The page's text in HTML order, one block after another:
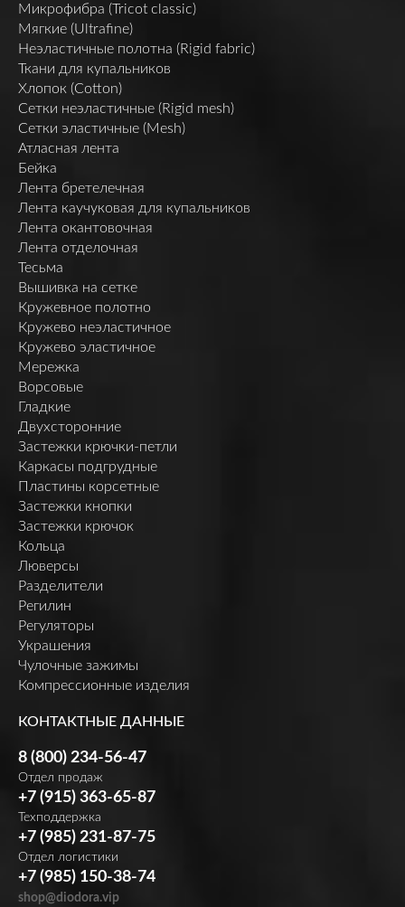
Микрофибра (Tricot classic)
Мягкие (Ultrafine)
Неэластичные полотна (Rigid fabric)
Ткани для купальников
Хлопок (Cotton)
Сетки неэластичные (Rigid mesh)
Сетки эластичные (Mesh)
Атласная лента
Бейка
Лента бретелечная
Лента каучуковая для купальников
Лента окантовочная
Лента отделочная
Тесьма
Вышивка на сетке
Кружевное полотно
Кружево неэластичное
Кружево эластичное
Мережка
Ворсовые
Гладкие
Двухсторонние
Застежки крючки-петли
Каркасы подгрудные
Пластины корсетные
Застежки кнопки
Застежки крючок
Кольца
Люверсы
Разделители
Регилин
Регуляторы
Украшения
Чулочные зажимы
Компрессионные изделия
КОНТАКТНЫЕ ДАННЫЕ
8 (800) 234-56-47
Отдел продаж
+7 (915) 363-65-87
Техподдержка
+7 (985) 231-87-75
Отдел логистики
+7 (985) 150-38-74
shop@diodora.vip